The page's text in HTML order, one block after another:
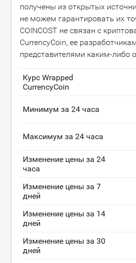
получены из открытых
не можем гарантировать их
COINCOST не связан с
CurrencyCoin, ее
представителями каким-либо
Курс Wrapped
CurrencyCoin
Минимум за 24 часа
Максимум за 24 часа
Изменение цены за 24
часа
Изменение цены за 7
дней
Изменение цены за 14
дней
Изменение цены за 30
дней